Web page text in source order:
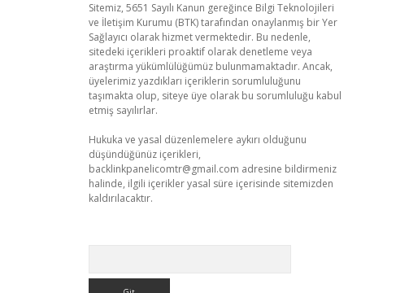
Sitemiz, 5651 Sayılı Kanun gereğince Bilgi Teknolojileri
ve İletişim Kurumu (BTK) tarafından onaylanmış bir Yer
Sağlayıcı olarak hizmet vermektedir. Bu nedenle,
sitedeki içerikleri proaktif olarak denetleme veya
araştırma yükümlülüğümüz bulunmamaktadır. Ancak,
üyelerimiz yazdıkları içeriklerin sorumluluğunu
taşımakta olup, siteye üye olarak bu sorumluluğu kabul
etmiş sayılırlar.
Hukuka ve yasal düzenlemelere aykırı olduğunu
düşündüğünüz içerikleri,
backlinkpanelicomtr@gmail.com adresine bildirmeniz
halinde, ilgili içerikler yasal süre içerisinde sitemizden
kaldırılacaktır.